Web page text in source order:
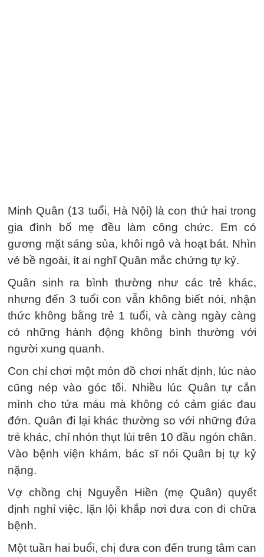
Minh Quân (13 tuổi, Hà Nội) là con thứ hai trong
gia đình bố mẹ đều làm công chức. Em có
gương mặt sáng sủa, khôi ngô và hoạt bát. Nhìn
vẻ bề ngoài, ít ai nghĩ Quân mắc chứng tự kỷ.
Quân sinh ra bình thường như các trẻ khác,
nhưng đến 3 tuổi con vẫn không biết nói, nhận
thức không bằng trẻ 1 tuổi, và càng ngày càng
có những hành động không bình thường với
người xung quanh.
Con chỉ chơi một món đồ chơi nhất định, lúc nào
cũng nép vào góc tối. Nhiều lúc Quân tự cắn
mình cho tứa máu mà không có cảm giác đau
đớn. Quân đi lại khác thường so với những đứa
trẻ khác, chỉ nhón thụt lùi trên 10 đầu ngón chân.
Vào bệnh viện khám, bác sĩ nói Quân bị tự kỷ
nặng.
Vợ chồng chị Nguyễn Hiền (mẹ Quân) quyết
định nghỉ việc, lặn lội khắp nơi đưa con đi chữa
bệnh.
Một tuần hai buổi, chị đưa con đến trung tâm can